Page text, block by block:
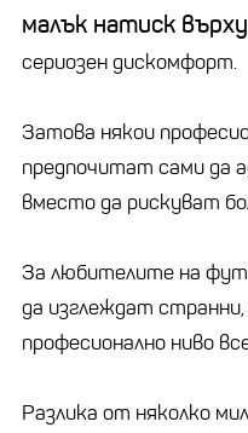
малък натиск
сериозен дискомфорт.
Затова някои
предпочитат сами да
вместо да рискуват
За любителите на
да изглеждат
професионално ниво
Разлика от няколко